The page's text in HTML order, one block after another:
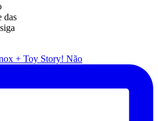
das
+ Toy Story! Não